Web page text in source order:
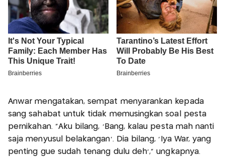
Anwar mengatakan, sempat menyarankan kepada
sang sahabat untuk tidak memusingkan soal pesta
pernikahan. “Aku bilang, ‘Bang, kalau pesta mah nanti
saja menyusul belakangan’. Dia bilang, ‘Iya War, yang
penting gue sudah tenang dulu deh’,” ungkapnya.